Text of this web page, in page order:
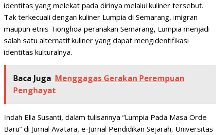
identitas yang melekat pada dirinya melalui kuliner tersebut.
Tak terkecuali dengan kuliner Lumpia di Semarang, imigran
maupun etnis Tionghoa peranakan Semarang, Lumpia menjadi
salah satu alternatif kuliner yang dapat mengidentifikasi
identitas kulturalnya.
Baca Juga Menggagas Gerakan Perempuan
Penghayat
Indah Ella Susanti, dalam tulisannya “Lumpia Pada Masa Orde
Baru” di Jurnal Avatara, e-Jurnal Pendidikan Sejarah, Universitas